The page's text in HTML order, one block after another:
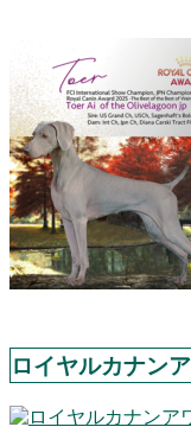
ロイヤルカナン